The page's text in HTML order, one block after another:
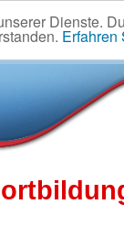
Dienste.
Erfahren